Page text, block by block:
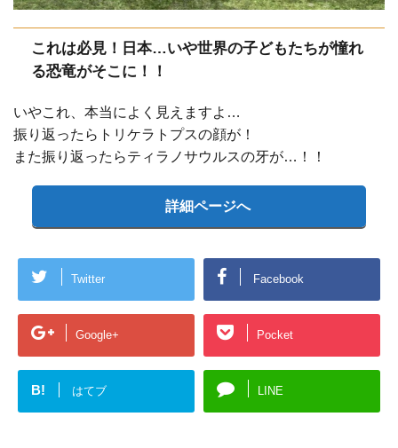
これは必見！日本…いや世界の子どもたちが憧れ
る恐竜がそこに！！
いやこれ、本当によく見えますよ…
振り返ったらトリケラトプスの顔が！
また振り返ったらティラノサウルスの牙が…！！
詳細ページへ
Twitter Facebook
Google+ Pocket
B! はてブ LINE